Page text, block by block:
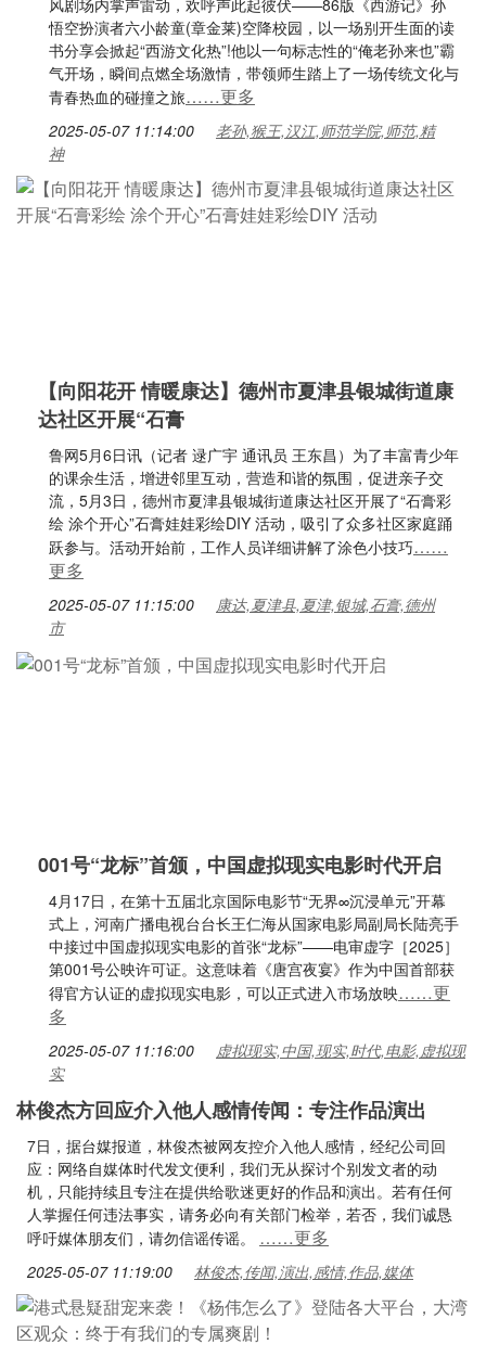
风剧场内掌声雷动，欢呼声此起彼伏——86版《西游记》孙
悟空扮演者六小龄童(章金莱)空降校园，以一场别开生面的读
书分享会掀起“西游文化热”!他以一句标志性的“俺老孙来也”霸
气开场，瞬间点燃全场激情，带领师生踏上了一场传统文化与
青春热血的碰撞之旅……更多
2025-05-07 11:14:00
老孙,猴王,汉江,师范学院,师范,精
神
【向阳花开 情暖康达】德州市夏津县银城街道康
达社区开展“石膏
鲁网5月6日讯（记者 逯广宇 通讯员 王东昌）为了丰富青少年
的课余生活，增进邻里互动，营造和谐的氛围，促进亲子交
流，5月3日，德州市夏津县银城街道康达社区开展了“石膏彩
绘 涂个开心”石膏娃娃彩绘DIY 活动，吸引了众多社区家庭踊
跃参与。活动开始前，工作人员详细讲解了涂色小技巧……
更多
2025-05-07 11:15:00
康达,夏津县,夏津,银城,石膏,德州
市
001号“龙标”首颁，中国虚拟现实电影时代开启
4月17日，在第十五届北京国际电影节“无界∞沉浸单元”开幕
式上，河南广播电视台台长王仁海从国家电影局副局长陆亮手
中接过中国虚拟现实电影的首张“龙标”——电审虚字［2025］
第001号公映许可证。这意味着《唐宫夜宴》作为中国首部获
得官方认证的虚拟现实电影，可以正式进入市场放映……更
多
2025-05-07 11:16:00
虚拟现实,中国,现实,时代,电影,虚拟现
实
林俊杰方回应介入他人感情传闻：专注作品演出
7日，据台媒报道，林俊杰被网友控介入他人感情，经纪公司回
应：网络自媒体时代发文便利，我们无从探讨个别发文者的动
机，只能持续且专注在提供给歌迷更好的作品和演出。若有任何
人掌握任何违法事实，请务必向有关部门检举，若否，我们诚恳
呼吁媒体朋友们，请勿信谣传谣。 ……更多
2025-05-07 11:19:00 林俊杰,传闻,演出,感情,作品,媒体